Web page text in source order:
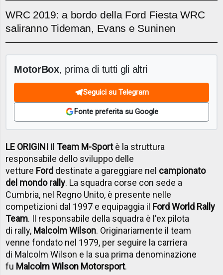
WRC 2019: a bordo della Ford Fiesta WRC
saliranno Tideman, Evans e Suninen
MotorBox, prima di tutti gli altri
Seguici su Telegram
Fonte preferita su Google
LE ORIGINI IlTeam M-Sportè la struttura
responsabile dello sviluppo delle
vetture Ford destinate a gareggiare nel campionato
del mondo rally. La squadra corse con sede a
Cumbria, nel Regno Unito, è presente nelle
competizioni dal 1997 e equipaggia il Ford World Rally
Team. Il responsabile della squadra è l'ex pilota
di rally, Malcolm Wilson. Originariamente il team
venne fondato nel 1979, per seguire la carriera
di Malcolm Wilson e la sua prima denominazione
fu Malcolm Wilson Motorsport.